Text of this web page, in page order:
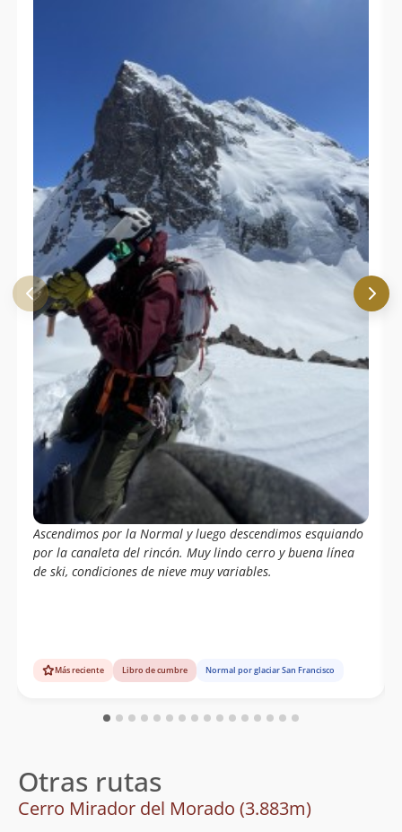
Ascendimos por la Normal y luego descendimos esquiando
por la canaleta del rincón. Muy lindo cerro y buena línea
de ski, condiciones de nieve muy variables.
Más reciente Libro de cumbre Normal por glaciar San Francisco
Otras rutas
Cerro Mirador del Morado (3.883m)